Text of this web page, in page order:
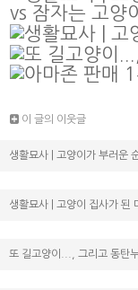
이 글의 이웃글
생활묘사 | 고양이가 부러운
생활묘사 | 고양이 집사가 된
또 길고양이..., 그리고 동탄